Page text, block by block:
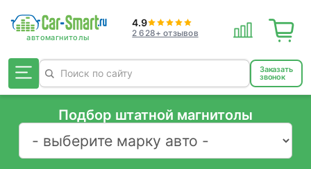
4.9
2 628+ отзывов
Заказать
звонок
Подбор штатной магнитолы